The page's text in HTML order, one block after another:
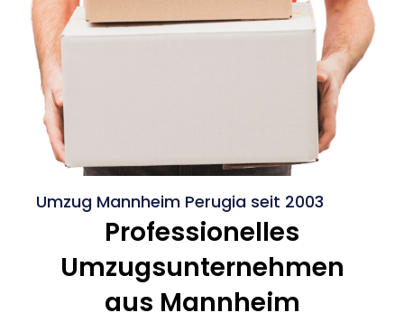
Umzug Mannheim Perugia seit 2003
Professionelles
Umzugsunternehmen
aus Mannheim